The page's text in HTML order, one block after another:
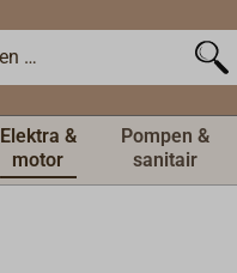
Elektra &
motor
Pompen &
sanitair